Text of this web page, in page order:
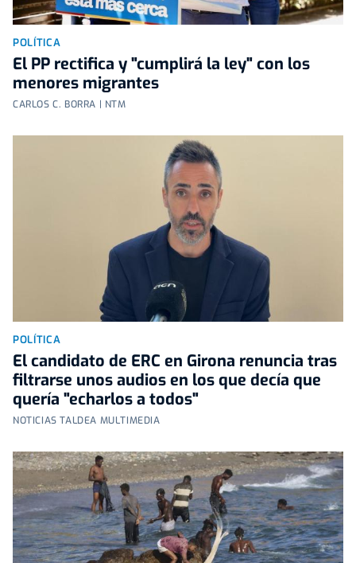
POLÍTICA
El PP rectifica y "cumplirá la ley" con los
menores migrantes
CARLOS C. BORRA | NTM
POLÍTICA
El candidato de ERC en Girona renuncia tras
filtrarse unos audios en los que decía que
quería "echarlos a todos"
NOTICIAS TALDEA MULTIMEDIA